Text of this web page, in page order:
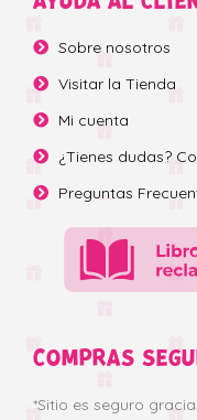
Sobre nosotros
Visitar la Tienda
Mi cuenta
¿Tienes dudas?
Preguntas
COMPRAS
*Sitio es seguro